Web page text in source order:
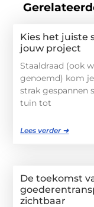
Kies het juiste
jouw project
Staaldraad (ook
genoemd) kom
strak gespannen
tuin tot
Lees verder ➜
De toekomst
zichtbaar